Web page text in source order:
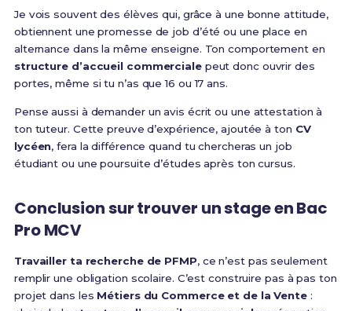
Je vois souvent des élèves qui, grâce à une bonne attitude,
obtiennent une promesse de job d’été ou une place en
alternance dans la même enseigne. Ton comportement en
structure d’accueil commercialepeut donc ouvrir des
portes, même si tu n’as que 16 ou 17 ans.
Pense aussi à demander un avis écrit ou une attestation à
ton tuteur. Cette preuve d’expérience, ajoutée à ton CV
lycéen, fera la différence quand tu chercheras un job
étudiant ou une poursuite d’études après ton cursus.
Conclusion sur trouver un stage en Bac
Pro MCV
Travailler ta recherche de PFMP, ce n’est pas seulement
remplir une obligation scolaire. C’est construire pas à pas ton
projet dans les Métiers du Commerce et de la Vente: